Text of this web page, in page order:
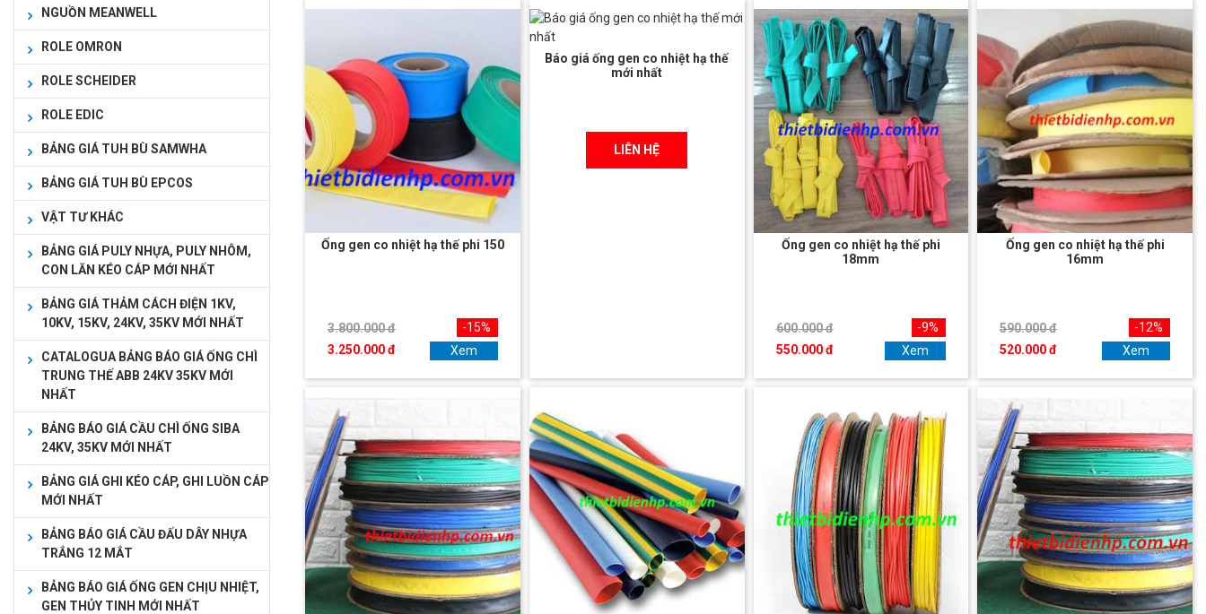
NGUỒN MEANWELL
ROLE OMRON
ROLE SCHEIDER
ROLE EDIC
BẢNG GIÁ TUH BÙ SAMWHA
BẢNG GIÁ TUH BÙ EPCOS
VẬT TƯ KHÁC
BẢNG GIÁ PULY NHỰA, PULY NHÔM,
CON LĂN KÉO CÁP MỚI NHẤT
BẢNG GIÁ THẢM CÁCH ĐIỆN 1KV,
10KV, 15KV, 24KV, 35KV MỚI NHẤT
CATALOGUA BẢNG BÁO GIÁ ỐNG CHÌ
TRUNG THẾ ABB 24KV 35KV MỚI
NHẤT
BẢNG BÁO GIÁ CẦU CHÌ ỐNG SIBA
24KV, 35KV MỚI NHẤT
BẢNG GIÁ GHI KÉO CÁP, GHI LUỒN CÁP
MỚI NHẤT
BẢNG BÁO GIÁ CẦU ĐẤU DÂY NHỰA
TRẮNG 12 MẮT
BẢNG BÁO GIÁ ỐNG GEN CHỊU NHIỆT,
GEN THỦY TINH MỚI NHẤT
Ống gen co nhiệt hạ thế phi 150
3.800.000 đ
3.250.000 đ
-15%
Xem
Báo giá ống gen co nhiệt hạ thế
mới nhất
LIÊN HỆ
Ống gen co nhiệt hạ thế phi
18mm
600.000 đ
550.000 đ
-9%
Xem
Ống gen co nhiệt hạ thế phi
16mm
590.000 đ
520.000 đ
-12%
Xem